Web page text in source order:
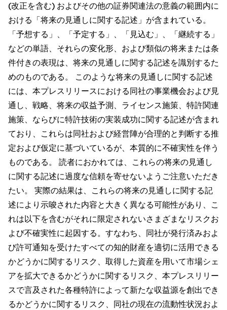
(改正を含む) およびその他の証券関連法の意義の範囲内に
おける「将来の見通しに関する記述」が含まれている。
「予想する」、「予定する」、「見込む」、「継続する」
などの単語、それらの変化形、および類似の将来または条
件付きの表現は、将来の見通しに関する記述を識別するた
めのものである。 このような将来の見通しに関する記述
には、本プレスリリースにおける同社の事業機会および見
通し、戦略、将来の収益予測、ライセンス施策、特許関連
施策、ならびに特許技術の実装成功に関する記述が含まれ
ており、これらは同社および経営陣が合理的と判断する推
定および仮定に基づいているが、本質的に不確実性を伴う
ものである。 読者におかれては、これらの将来の見通し
に関する記述に過度な信頼を寄せないようご注意いただき
たい。 実際の結果は、これらの将来の見通しに関する記
述により示唆された内容と大きく異なる可能性があり、こ
れは以下を含むがそれに限定されないさまざまなリスクお
よび不確実性に起因する。すなわち、同社が発行済みおよ
び許可通知を受けたすべての知的財産を適切に活用できる
かどうかに関するリスク、取得した資産を用いて市場シェ
アを拡大できるかどうかに関するリスク、本プレスリリー
スで言及された各種特許によって新たな収益源を創出でき
るかどうかに関するリスク、同社の現在の流動性状況およ